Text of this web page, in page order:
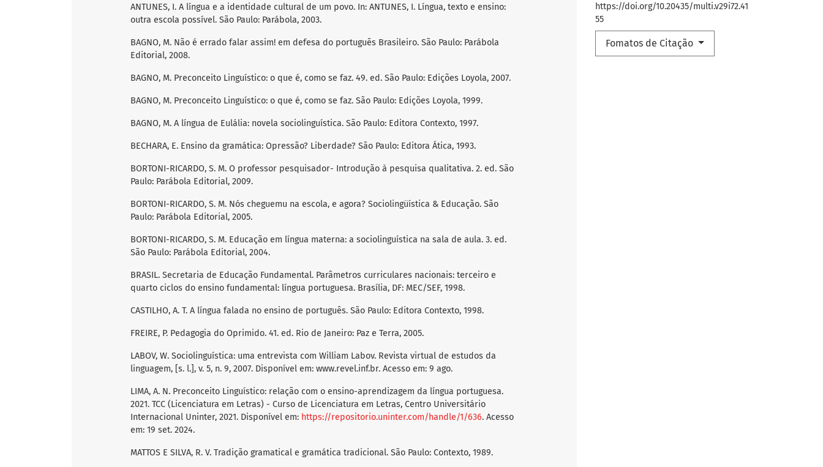
https://doi.org/10.20435/multi.v29i72.41
55
Fomatos de Citação
ANTUNES, I. A língua e a identidade cultural de um povo. In: ANTUNES, I. Língua, texto e ensino:
outra escola possível. São Paulo: Parábola, 2003.
BAGNO, M. Não é errado falar assim! em defesa do português Brasileiro. São Paulo: Parábola
Editorial, 2008.
BAGNO, M. Preconceito Linguístico: o que é, como se faz. 49. ed. São Paulo: Edições Loyola, 2007.
BAGNO, M. Preconceito Linguístico: o que é, como se faz. São Paulo: Edições Loyola, 1999.
BAGNO, M. A língua de Eulália: novela sociolinguística. São Paulo: Editora Contexto, 1997.
BECHARA, E. Ensino da gramática: Opressão? Liberdade? São Paulo: Editora Ática, 1993.
BORTONI-RICARDO, S. M. O professor pesquisador- Introdução à pesquisa qualitativa. 2. ed. São
Paulo: Parábola Editorial, 2009.
BORTONI-RICARDO, S. M. Nós cheguemu na escola, e agora? Sociolingüística & Educação. São
Paulo: Parábola Editorial, 2005.
BORTONI-RICARDO, S. M. Educação em língua materna: a sociolinguística na sala de aula. 3. ed.
São Paulo: Parábola Editorial, 2004.
BRASIL. Secretaria de Educação Fundamental. Parâmetros curriculares nacionais: terceiro e
quarto ciclos do ensino fundamental: língua portuguesa. Brasília, DF: MEC/SEF, 1998.
CASTILHO, A. T. A língua falada no ensino de português. São Paulo: Editora Contexto, 1998.
FREIRE, P. Pedagogia do Oprimido. 41. ed. Rio de Janeiro: Paz e Terra, 2005.
LABOV, W. Sociolinguística: uma entrevista com William Labov. Revista virtual de estudos da
linguagem, [s. l.], v. 5, n. 9, 2007. Disponível em: www.revel.inf.br. Acesso em: 9 ago.
LIMA, A. N. Preconceito Linguístico: relação com o ensino-aprendizagem da língua portuguesa.
2021. TCC (Licenciatura em Letras) - Curso de Licenciatura em Letras, Centro Universitário
Internacional Uninter, 2021. Disponível em: https://repositorio.uninter.com/handle/1/636. Acesso
em: 19 set. 2024.
MATTOS E SILVA, R. V. Tradição gramatical e gramática tradicional. São Paulo: Contexto, 1989.